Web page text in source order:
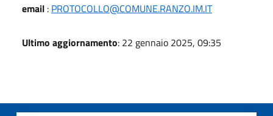
email : PROTOCOLLO@COMUNE.RANZO.IM.IT
Ultimo aggiornamento: 22 gennaio 2025, 09:35